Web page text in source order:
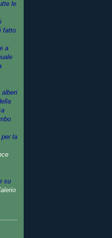
le
fatto
a
alberi
la
su